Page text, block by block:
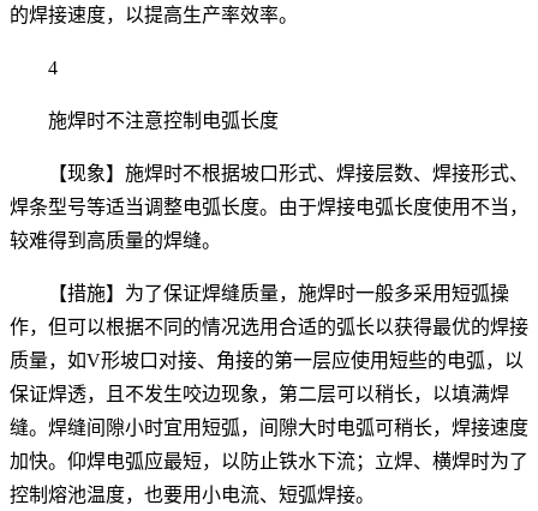
的焊接速度，以提高生产率效率。
4
施焊时不注意控制电弧长度
【现象】施焊时不根据坡口形式、焊接层数、焊接形式、
焊条型号等适当调整电弧长度。由于焊接电弧长度使用不当，
较难得到高质量的焊缝。
【措施】为了保证焊缝质量，施焊时一般多采用短弧操
作，但可以根据不同的情况选用合适的弧长以获得最优的焊接
质量，如V形坡口对接、角接的第一层应使用短些的电弧，以
保证焊透，且不发生咬边现象，第二层可以稍长，以填满焊
缝。焊缝间隙小时宜用短弧，间隙大时电弧可稍长，焊接速度
加快。仰焊电弧应最短，以防止铁水下流；立焊、横焊时为了
控制熔池温度，也要用小电流、短弧焊接。